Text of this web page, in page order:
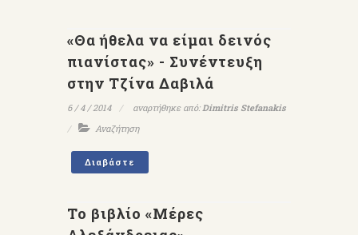
«Θα ήθελα να είμαι δεινός
πιανίστας» - Συνέντευξη
στην Τζίνα Δαβιλά
6 / 4 / 2014 αναρτήθηκε από:Dimitris Stefanakis
Αναζήτηση
Διαβάστε
Το βιβλίο «Μέρες